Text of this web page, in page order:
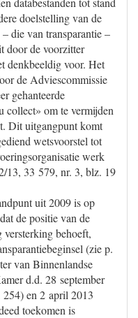
doelstelling van de
die van transparantie –
door de voorzitter
denkbeeldig voor. Het
de Adviescommissie
gehanteerde
collect» om te vermijden
Dit uitgangpunt komt
wetsvoorstel tot
werk
13, 33 579, nr. 3, blz. 19
uit 2009 is op
de positie van de
behoeft,
(zie p.
van Binnenlandse
d.d. 28 september
en 2 april 2013
toekomen is